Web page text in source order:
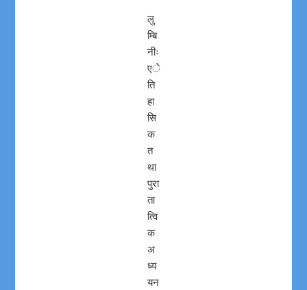
लु
म्बि
नीः
एे
ति
हा
सि
क
त
था
पुरा
ता
त्वि
क
अ
ध्य
यन